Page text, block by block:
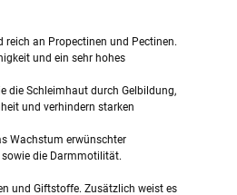
reich an Propectinen und Pectinen.
und ein sehr hohes
die Schleimhaut durch Gelbildung,
und verhindern starken
Wachstum erwünschter
die Darmmotilität.
und Giftstoffe. Zusätzlich weist es